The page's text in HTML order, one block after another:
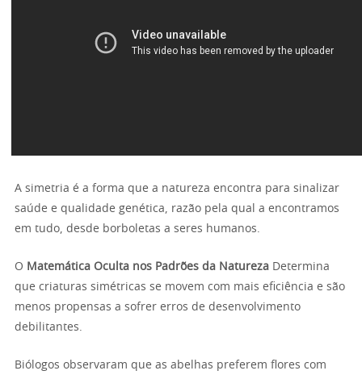
A simetria é a forma que a natureza encontra para sinalizar
saúde e qualidade genética, razão pela qual a encontramos
em tudo, desde borboletas a seres humanos.
O Matemática Oculta nos Padrões da Natureza Determina
que criaturas simétricas se movem com mais eficiência e são
menos propensas a sofrer erros de desenvolvimento
debilitantes.
Biólogos observaram que as abelhas preferem flores com